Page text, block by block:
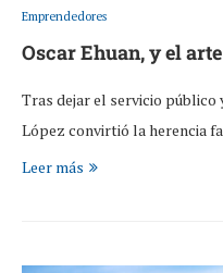
Emprendedores
Oscar Ehuan, y el
Tras dejar el servicio público
López convirtió la herencia
Leer más